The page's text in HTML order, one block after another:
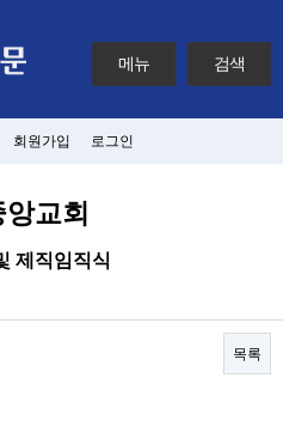
메뉴 검색
회원가입 로그인
교회
제직임직식
목록